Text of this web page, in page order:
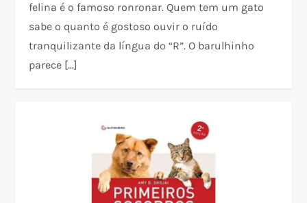
felina é o famoso ronronar. Quem tem um gato
sabe o quanto é gostoso ouvir o ruído
tranquilizante da língua do “R”. O barulhinho
parece […]